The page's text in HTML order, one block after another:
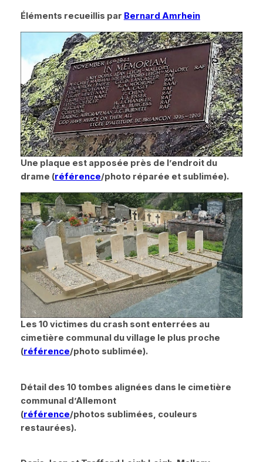
Éléments recueillis par Bernard Amrhein
Une plaque est apposée près de l’endroit du
drame (référence/photo réparée et sublimée).
Les 10 victimes du crash sont enterrées au
cimetière communal du village le plus proche
(référence/photo sublimée).
Détail des 10 tombes alignées dans le cimetière
communal d’Allemont
(référence/photos sublimées, couleurs
restaurées).